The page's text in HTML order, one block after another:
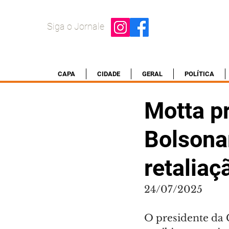
Siga o Jornale
CAPA CIDADE GERAL POLÍTICA
Motta
24/07/2025
O presidente da